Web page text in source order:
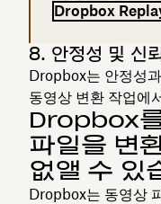
Dropbox
8. 안정성 및 신
Dropbox는 안정성
동영상 변환 작업에
Dropbox
파일을 변
없앨 수 있
Dropbox는 동영상